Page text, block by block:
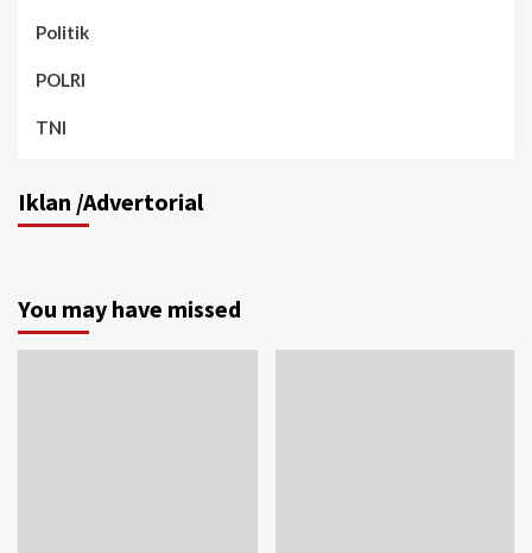
Politik
POLRI
TNI
Iklan /Advertorial
You may have missed